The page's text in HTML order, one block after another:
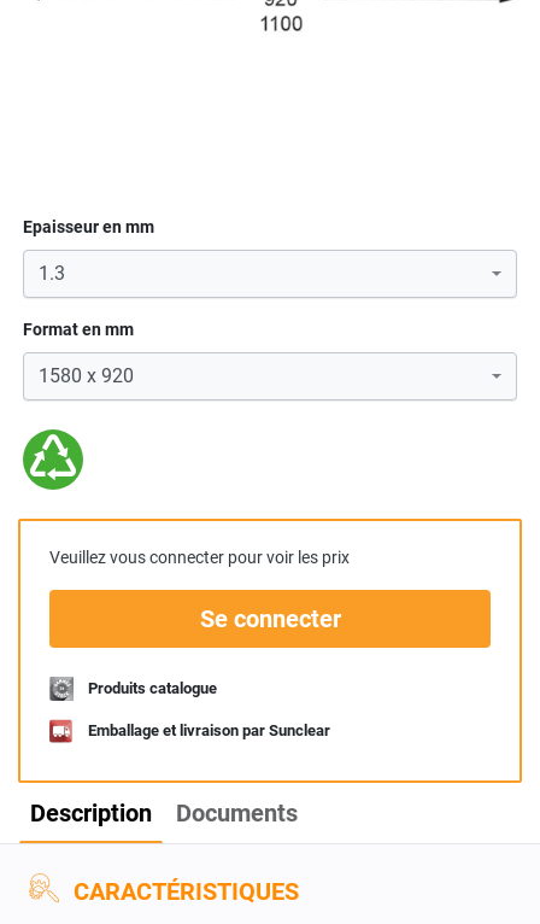
Epaisseur en mm
Format en mm
Veuillez vous connecter pour voir les prix
Se connecter
Produits catalogue
Emballage et livraison par Sunclear
Description Documents
CARACTÉRISTIQUES